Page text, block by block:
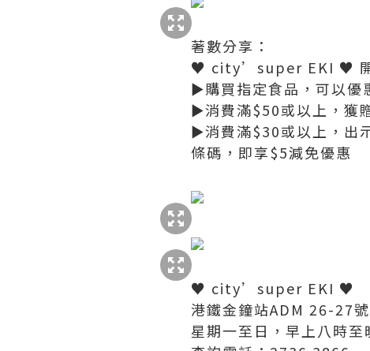
著數分享：
♥ city’super EKI ♥ 開
►購買指定食品，可以優
►消費滿$50或以上，獲
►消費滿$30或以上，出
條碼，即享$5減免優惠
♥ city’super EKI ♥
港鐵金鐘站ADM 26-27
星期一至日，早上八時至